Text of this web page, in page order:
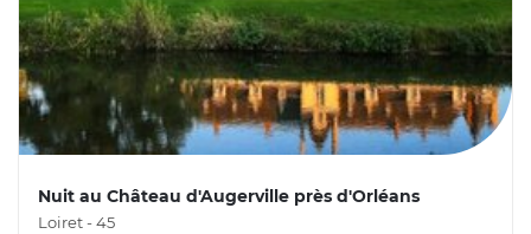
Nuit au Château d'Augerville près d'Orléans
Loiret - 45